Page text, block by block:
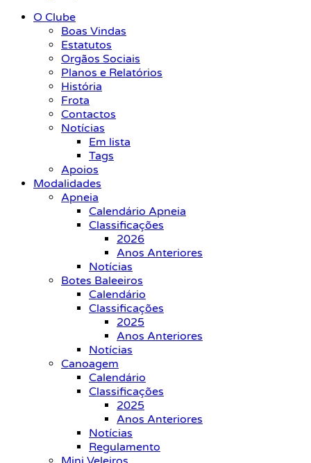
O Clube
Boas Vindas
Estatutos
Orgãos Sociais
Planos e Relatórios
História
Frota
Contactos
Notícias
Em lista
Tags
Apoios
Modalidades
Apneia
Calendário Apneia
Classificações
2026
Anos Anteriores
Notícias
Botes Baleeiros
Calendário
Classificações
2025
Anos Anteriores
Notícias
Canoagem
Calendário
Classificações
2025
Anos Anteriores
Notícias
Regulamento